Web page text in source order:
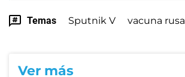
Temas Sputnik V vacuna rusa
Ver más